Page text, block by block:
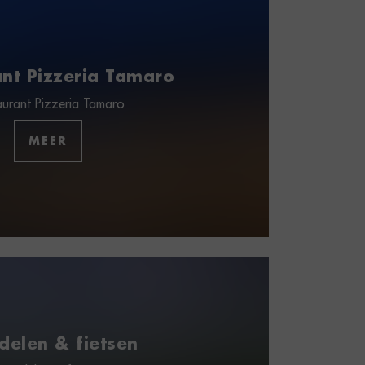
Pizzeria Tamaro
Pizzeria Tamaro
MEER
& fietsen